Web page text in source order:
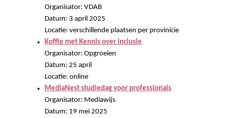
Organisator: VDAB
Datum: 3 april 2025
Locatie: verschillende plaatsen per provinicie
Koffie met Kennis over inclusie
Organisator: Opgroeien
Datum: 25 april
Locatie: online
MediaNest studiedag voor professionals
Organisator: Mediawijs
Datum: 19 mei 2025